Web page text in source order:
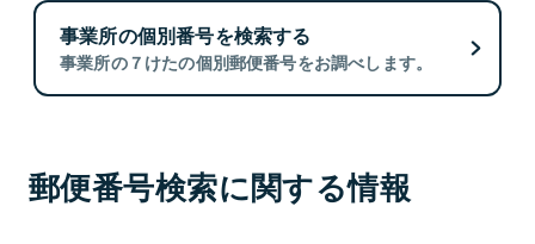
事業所の個別番号を検索する
事業所の７けたの個別郵便番号をお調べします。
郵便番号検索に関する情報